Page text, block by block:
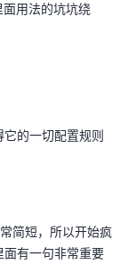
用法的坑坑绕
的一切配置规则
简短，所以开始疯
有一句非常重要